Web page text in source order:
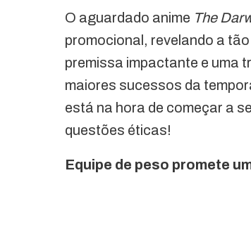
O aguardado anime The
promocional, revelando a
premissa impactante e uma
maiores sucessos da
está na hora de começar a
questões éticas!
Equipe de peso promete